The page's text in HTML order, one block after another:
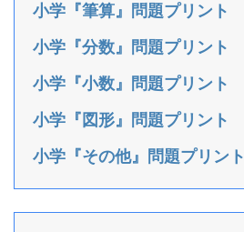
小学『筆算』問題プリント
小学『分数』問題プリント
小学『小数』問題プリント
小学『図形』問題プリント
小学『その他』問題プリント